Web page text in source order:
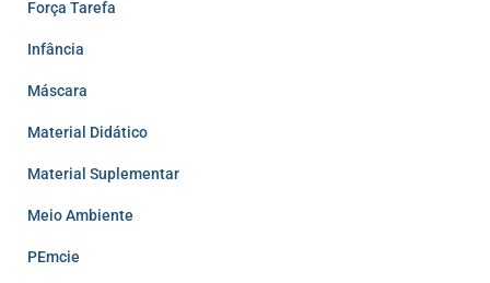
Força Tarefa
Infância
Máscara
Material Didático
Material Suplementar
Meio Ambiente
PEmcie